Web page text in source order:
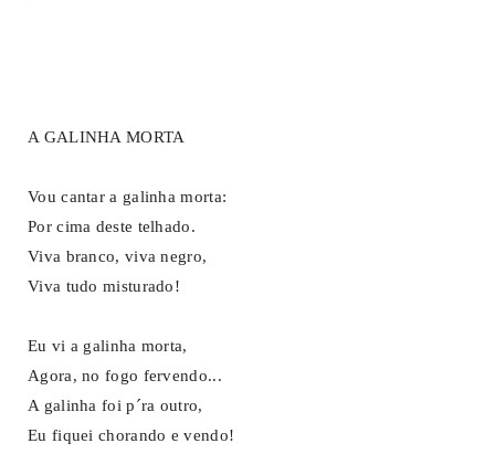
A GALINHA MORTA
Vou cantar a galinha morta:
Por cima deste telhado.
Viva branco, viva negro,
Viva tudo misturado!
Eu vi a galinha morta,
Agora, no fogo fervendo...
A galinha foi p´ra outro,
Eu fiquei chorando e vendo!